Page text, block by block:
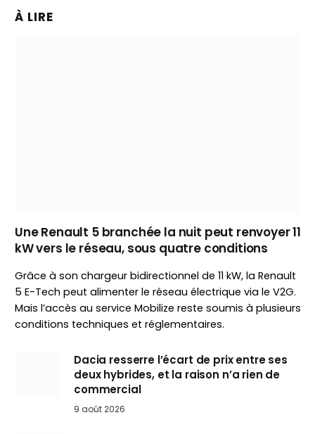
À LIRE
Une Renault 5 branchée la nuit peut renvoyer 11
kW vers le réseau, sous quatre conditions
Grâce à son chargeur bidirectionnel de 11 kW, la Renault
5 E-Tech peut alimenter le réseau électrique via le V2G.
Mais l’accès au service Mobilize reste soumis à plusieurs
conditions techniques et réglementaires.
Dacia resserre l’écart de prix entre ses
deux hybrides, et la raison n’a rien de
commercial
9 août 2026